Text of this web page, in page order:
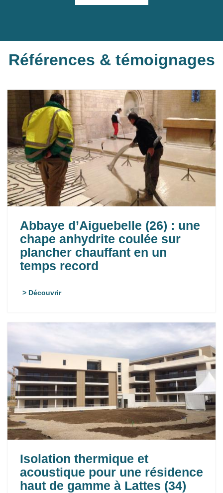
Références & témoignages
Abbaye d’Aiguebelle (26) : une
chape anhydrite coulée sur
plancher chauffant en un
temps record
> Découvrir
Isolation thermique et
acoustique pour une résidence
haut de gamme à Lattes (34)